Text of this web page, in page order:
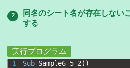
同名のシート名が存在しない
する
実行プログラム
1
Sub Sample6_5_2 ( )